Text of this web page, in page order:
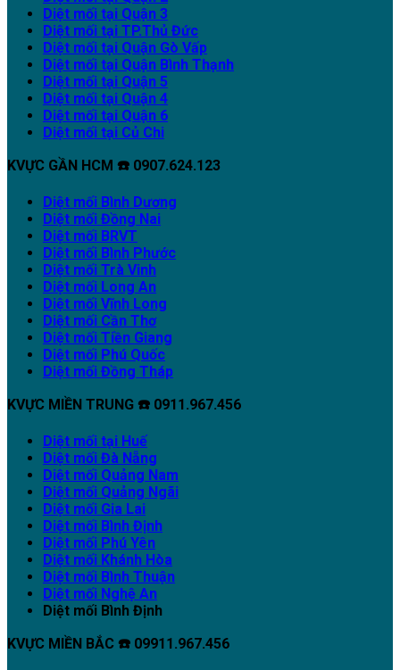
Diệt mối tại Quận 3
Diệt mối tại TP.Thủ Đức
Diệt mối tại Quận Gò Vấp
Diệt mối tại Quận Bình Thạnh
Diệt mối tại Quận 5
Diệt mối tại Quận 4
Diệt mối tại Quận 6
Diệt mối tại Củ Chi
KVỰC GẦN HCM ☎️ 0907.624.123
Diệt mối Bình Dương
Diệt mối Đồng Nai
Diệt mối BRVT
Diệt mối Bình Phước
Diệt mối Trà Vinh
Diệt mối Long An
Diệt mối Vĩnh Long
Diệt mối Cần Thơ
Diệt mối Tiền Giang
Diệt mối Phú Quốc
Diệt mối Đồng Tháp
KVỰC MIỀN TRUNG ☎️ 0911.967.456
Diệt mối tại Huế
Diệt mối Đà Nẵng
Diệt mối Quảng Nam
Diệt mối Quảng Ngãi
Diệt mối Gia Lai
Diệt mối Bình Định
Diệt mối Phú Yên
Diệt mối Khánh Hòa
Diệt mối Bình Thuận
Diệt mối Nghệ An
Diệt mối Bình Định
KVỰC MIỀN BẮC ☎️ 09911.967.456